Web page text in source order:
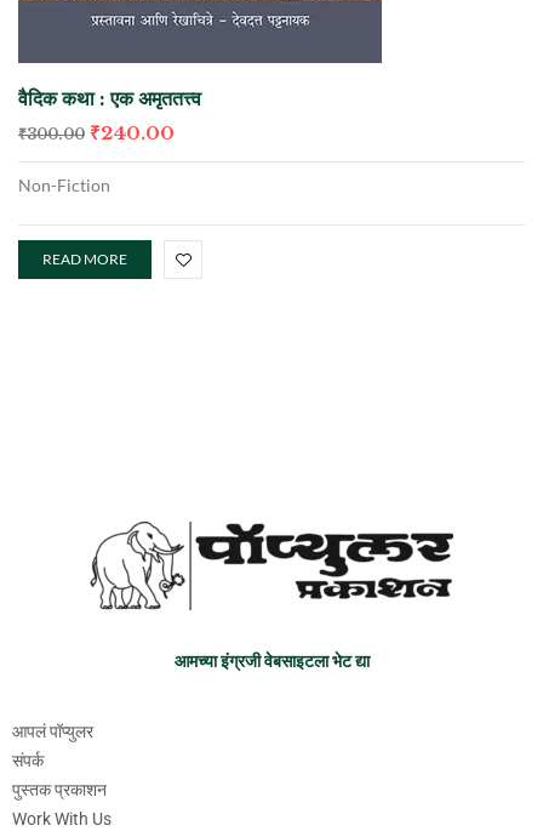
वैदिक कथा : एक अमृततत्त्व
₹300.00 ₹240.00
Non-Fiction
READ MORE
आमच्या इंग्रजी वेबसाइटला भेट द्या
आपलं पॉप्युलर
संपर्क
पुस्तक प्रकाशन
Work With Us